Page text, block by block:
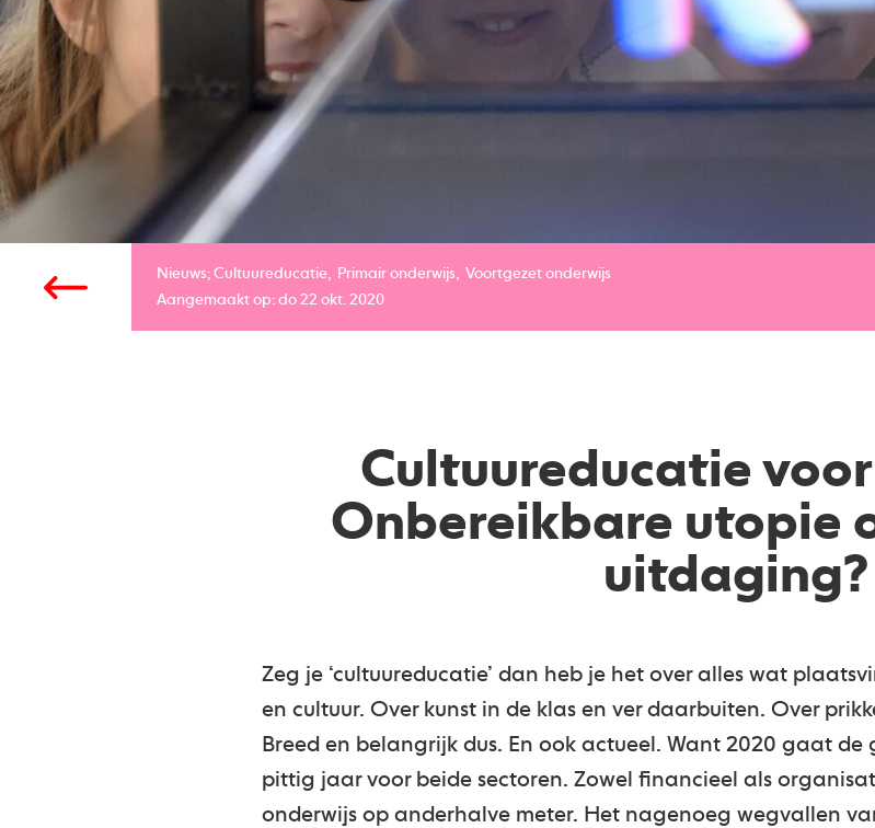
Nieuws; Cultuureducatie Primair onderwijs
Voortgezet onderwijs
Aangemaakt op: do 22 okt. 2020
Cultuureducatie
Onbereikbare utopie
uitdaging?
Zeg je ‘cultuureducatie’ dan heb je het over alles wat
en cultuur. Over kunst in de klas en ver daarbuiten. Over
Breed en belangrijk dus. En ook actueel. Want 2020 gaat de
pittig jaar voor beide sectoren. Zowel financieel als
onderwijs op anderhalve meter. Het nagenoeg wegvallen